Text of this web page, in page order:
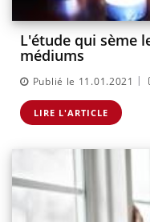
L'étude qui sème
médiums
Publié le 11.01.2021 |
LIRE L'ARTICLE